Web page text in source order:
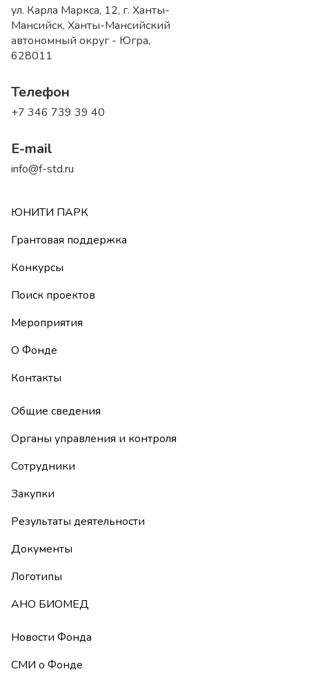
ул. Карла Маркса, 12, г. Ханты-
Мансийск, Ханты-Мансийский
автономный округ - Югра,
628011
Телефон
+7 346 739 39 40
E-mail
info@f-std.ru
ЮНИТИ ПАРК
Грантовая поддержка
Конкурсы
Поиск проектов
Мероприятия
О Фонде
Контакты
Общие сведения
Органы управления и контроля
Сотрудники
Закупки
Результаты деятельности
Документы
Логотипы
АНО БИОМЕД
Новости Фонда
СМИ о Фонде